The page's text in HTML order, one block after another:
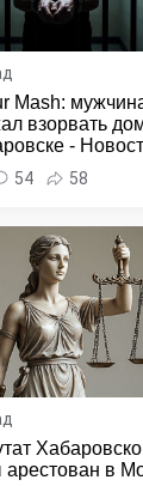
Mash:
взорвать
-
и
края
54 58
арестован в